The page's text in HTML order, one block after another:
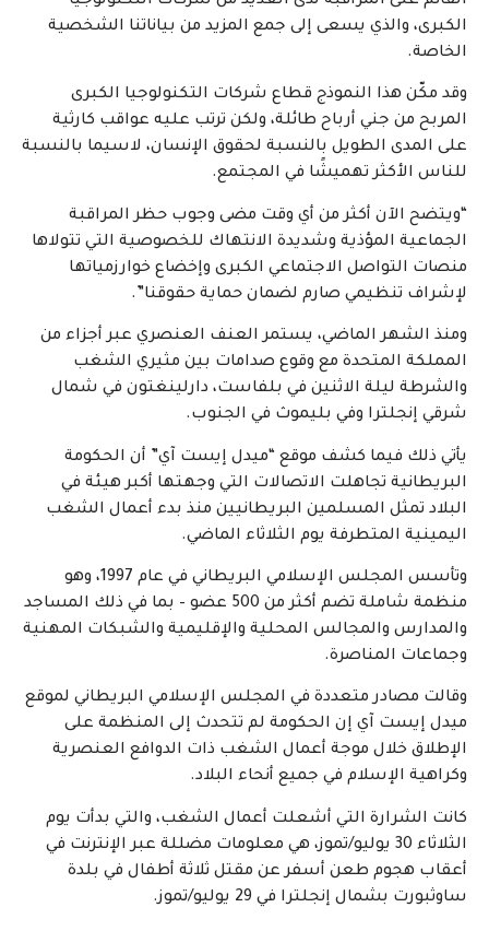
الكبرى، والذي يسعى إلى جمع المزيد من بياناتنا الشخصية
الخاصة.
وقد مكّن هذا النموذج قطاع شركات التكنولوجيا الكبرى
المربح من جني أرباح طائلة، ولكن ترتب عليه عواقب كارثية
على المدى الطويل بالنسبة لحقوق الإنسان، لاسيما بالنسبة
للناس الأكثر تهميشًا في المجتمع.
“ويتضح الآن أكثر من أي وقت مضى وجوب حظر المراقبة
الجماعية المؤذية وشديدة الانتهاك للخصوصية التي تتولاها
منصات التواصل الاجتماعي الكبرى وإخضاع خوارزمياتها
لإشراف تنظيمي صارم لضمان حماية حقوقنا”.
ومنذ الشهر الماضي، يستمر العنف العنصري عبر أجزاء من
المملكة المتحدة مع وقوع صدامات بين مثيري الشغب
والشرطة ليلة الاثنين في بلفاست، دارلينغتون في شمال
شرقي إنجلترا وفي بليموث في الجنوب.
يأتي ذلك فيما كشف موقع “ميدل إيست آي” أن الحكومة
البريطانية تجاهلت الاتصالات التي وجهتها أكبر هيئة في
البلاد تمثل المسلمين البريطانيين منذ بدء أعمال الشغب
اليمينية المتطرفة يوم الثلاثاء الماضي.
وتأسس المجلس الإسلامي البريطاني في عام 1997، وهو
منظمة شاملة تضم أكثر من 500 عضو – بما في ذلك المساجد
والمدارس والمجالس المحلية والإقليمية والشبكات المهنية
وجماعات المناصرة.
وقالت مصادر متعددة في المجلس الإسلامي البريطاني لموقع
ميدل إيست آي إن الحكومة لم تتحدث إلى المنظمة على
الإطلاق خلال موجة أعمال الشغب ذات الدوافع العنصرية
وكراهية الإسلام في جميع أنحاء البلاد.
كانت الشرارة التي أشعلت أعمال الشغب، والتي بدأت يوم
الثلاثاء 30 يوليو/تموز، هي معلومات مضللة عبر الإنترنت في
أعقاب هجوم طعن أسفر عن مقتل ثلاثة أطفال في بلدة
ساوثبورت بشمال إنجلترا في 29 يوليو/تموز.